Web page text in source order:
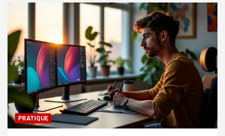
PRATIQUE